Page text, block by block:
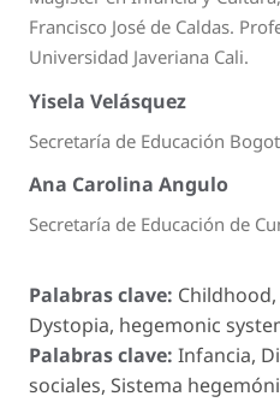
Francisco José de Caldas.
Universidad Javeriana Cali.
Yisela Velásquez
Secretaría de Educación
Ana Carolina Angulo
Secretaría de Educación de
Palabras clave:
Dystopia, hegemonic
Palabras clave: Infancia,
sociales, Sistema